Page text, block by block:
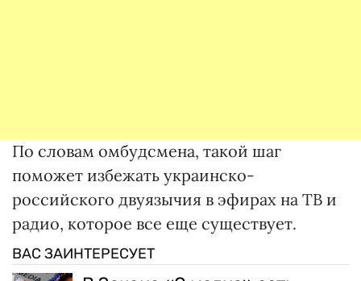
По словам омбудсмена, такой шаг
поможет избежать украинско-
российского двуязычия в эфирах на ТВ и
радио, которое все еще существует.
ВАС ЗАИНТЕРЕСУЕТ